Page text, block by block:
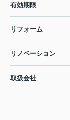
有効期限
リフォーム
リノベーション
取扱会社